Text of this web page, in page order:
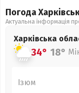
Погода
Актуальна інформація
Харківська
34° 18°
Ізюм